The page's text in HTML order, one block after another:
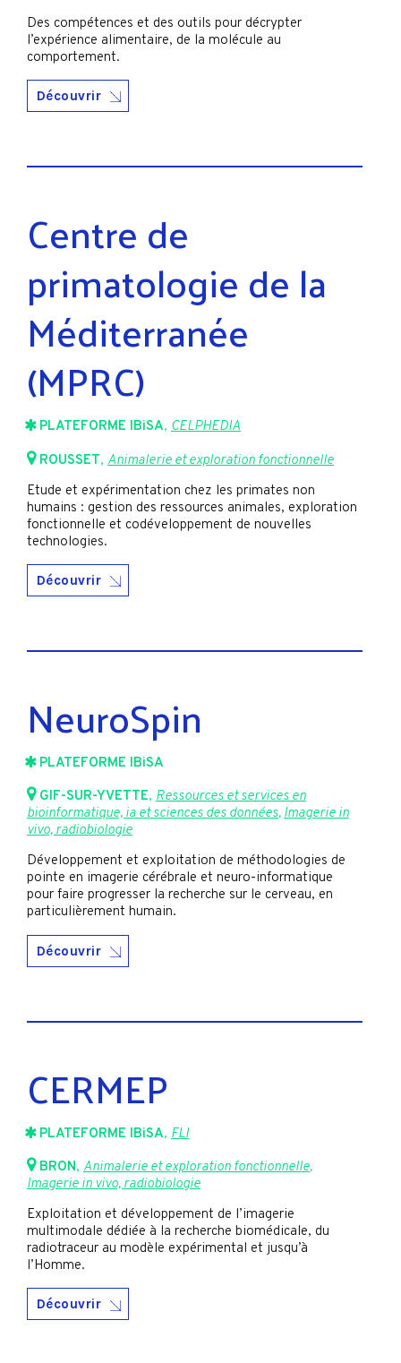
Des compétences et des outils pour décrypter
l’expérience alimentaire, de la molécule au
comportement.
Découvrir
Centre de
primatologie de la
Méditerranée
(MPRC)
PLATEFORME IBiSA, CELPHEDIA
ROUSSET, Animalerie et exploration fonctionnelle
Etude et expérimentation chez les primates non
humains : gestion des ressources animales, exploration
fonctionnelle et codéveloppement de nouvelles
technologies.
Découvrir
NeuroSpin
PLATEFORME IBiSA
GIF-SUR-YVETTE, Ressources et services en
bioinformatique, ia et sciences des données,Imagerie in
vivo, radiobiologie
Développement et exploitation de méthodologies de
pointe en imagerie cérébrale et neuro-informatique
pour faire progresser la recherche sur le cerveau, en
particulièrement humain.
Découvrir
CERMEP
PLATEFORME IBiSA, FLI
BRON, Animalerie et exploration fonctionnelle,
Imagerie in vivo, radiobiologie
Exploitation et développement de l’imagerie
multimodale dédiée à la recherche biomédicale, du
radiotraceur au modèle expérimental et jusqu’à
l’Homme.
Découvrir